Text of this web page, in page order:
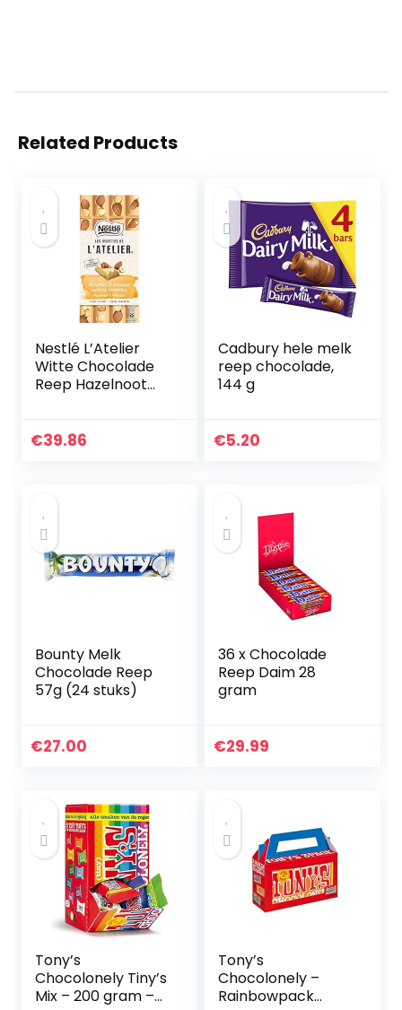
Related Products
Nestlé L’Atelier
Witte Chocolade
Reep Hazelnoot
g – doos met 10
€39.86
Cadbury hele melk
reep chocolade,
144 g
€5.20
Bounty Melk
Chocolade Reep
57g (24 stuks)
€27.00
36 x Chocolade
Reep Daim 28
gram
€29.99
Tony’s
Chocolonely Tiny’s
Mix – 200 gram –
Tony’s
Chocolonely –
Rainbowpack